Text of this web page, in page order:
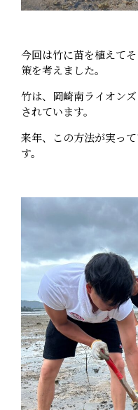
今回は竹に苗を植えて
策を考えました。
竹は、岡崎南ライオン
されています。
来年、この方法が実っ
す。